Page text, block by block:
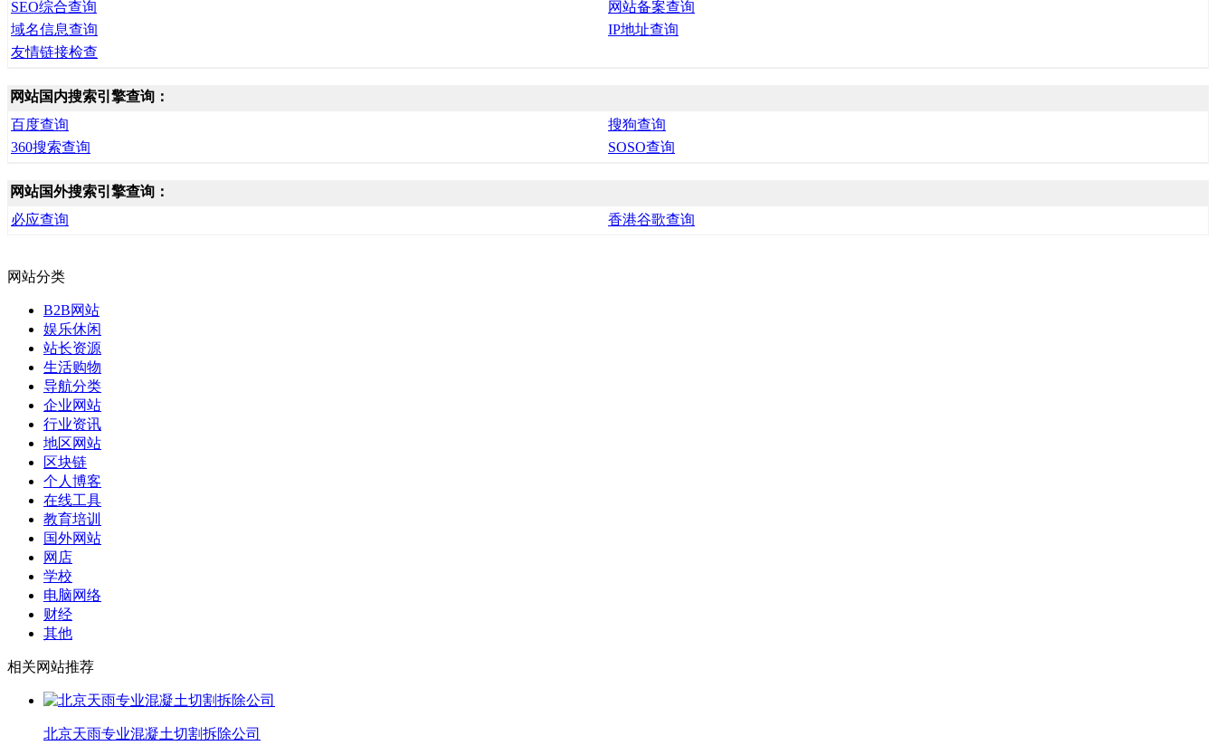
SEO综合查询
网站备案查询
域名信息查询
IP地址查询
友情链接检查
网站国内搜索引擎查询：
百度查询
搜狗查询
360搜索查询
SOSO查询
网站国外搜索引擎查询：
必应查询
香港谷歌查询
网站分类
B2B网站
娱乐休闲
站长资源
生活购物
导航分类
企业网站
行业资讯
地区网站
区块链
个人博客
在线工具
教育培训
国外网站
网店
学校
电脑网络
财经
其他
相关网站推荐
北京天雨专业混凝土切割拆除公司